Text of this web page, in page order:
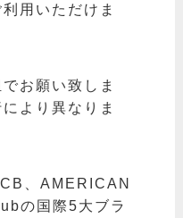
用いただけま
お願い致しま
より異なりま
、AMERICAN
の国際5大ブラ